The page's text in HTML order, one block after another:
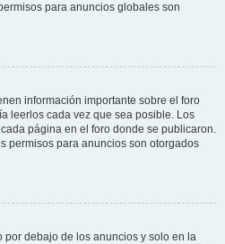
para anuncios globales son
información importante sobre el foro
leerlos cada vez que sea posible. Los
página en el foro donde se publicaron.
permisos para anuncios son otorgados
por debajo de los anuncios y solo en la